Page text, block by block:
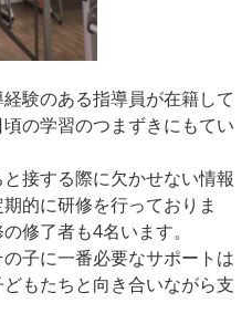
験のある指導員が在籍して
の学習のつまずきにもてい
接する際に欠かせない情報
的に研修を行っておりま
修了者も4名います。
子に一番必要なサポートは
もたちと向き合いながら支